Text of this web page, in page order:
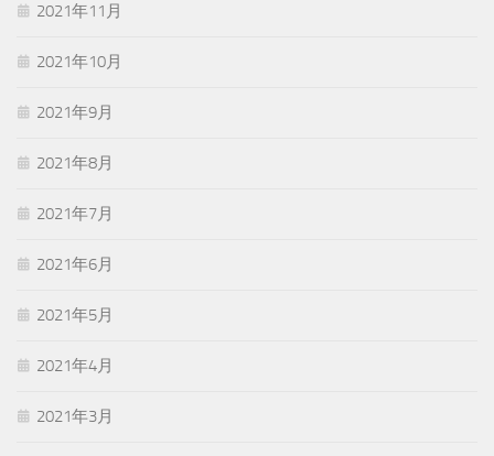
2021年11月
2021年10月
2021年9月
2021年8月
2021年7月
2021年6月
2021年5月
2021年4月
2021年3月